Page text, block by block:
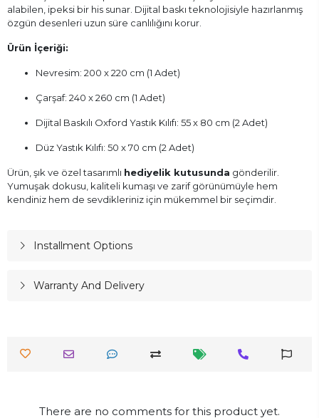
alabilen, ipeksi bir his sunar. Dijital baskı teknolojisiyle hazırlanmış
özgün desenleri uzun süre canlılığını korur.
Ürün İçeriği:
Nevresim: 200 x 220 cm (1 Adet)
Çarşaf: 240 x 260 cm (1 Adet)
Dijital Baskılı Oxford Yastık Kılıfı: 55 x 80 cm (2 Adet)
Düz Yastık Kılıfı: 50 x 70 cm (2 Adet)
Ürün, şık ve özel tasarımlı hediyelik kutusunda gönderilir.
Yumuşak dokusu, kaliteli kumaşı ve zarif görünümüyle hem
kendiniz hem de sevdikleriniz için mükemmel bir seçimdir.
Installment Options
Warranty And Delivery
There are no comments for this product yet.